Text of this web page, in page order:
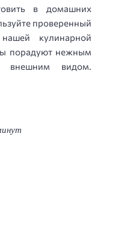
в домашних
проверенный
кулинарной
порадуют нежным
внешним видом.